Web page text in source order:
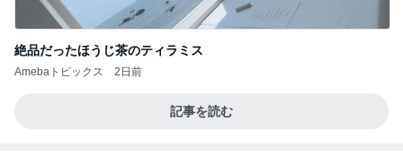
絶品だったほうじ茶のティラミス
Amebaトピックス 2日前
記事を読む